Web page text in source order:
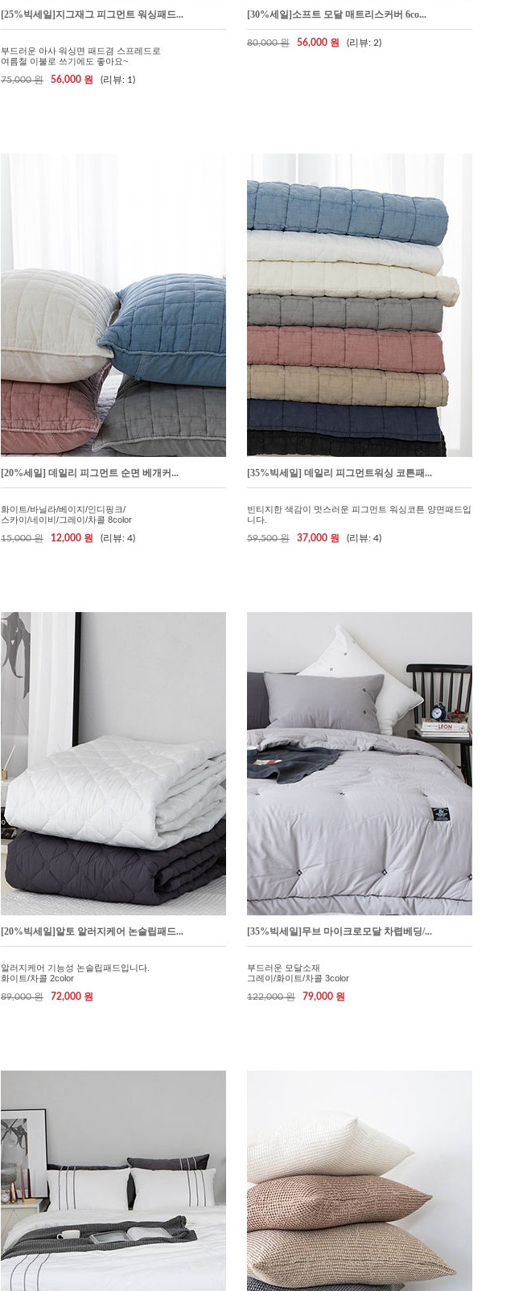
[25%빅세일]지그재그 피그먼트 워싱패드...
부드러운 아사 워싱면 패드겸 스프레드로
여름철 이불로 쓰기에도 좋아요~
75,000 원
56,000 원 (리뷰: 1)
[30%세일]소프트 모달 매트리스커버 6co...
80,000 원 56,000 원 (리뷰: 2)
[20%세일] 데일리 피그먼트 순면 베개커...
화이트/바닐라/베이지/인디핑크/
스카이/네이비/그레이/차콜 8color
15,000 원
12,000 원 (리뷰: 4)
[35%빅세일] 데일리 피그먼트워싱 코튼패...
빈티지한 색감이 멋스러운 피그먼트 워싱코튼 양면패드입
니다.
59,500 원
37,000 원 (리뷰: 4)
[20%빅세일]알토 알러지케어 논슬립패드...
알러지케어 기능성 논슬립패드입니다.
화이트/차콜 2color
89,000 원
72,000 원
[35%빅세일]무브 마이크로모달 차렵베딩/...
부드러운 모달소재
그레이/화이트/차콜 3color
122,000 원
79,000 원